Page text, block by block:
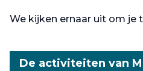
We kijken ernaar uit om je
De activiteiten van